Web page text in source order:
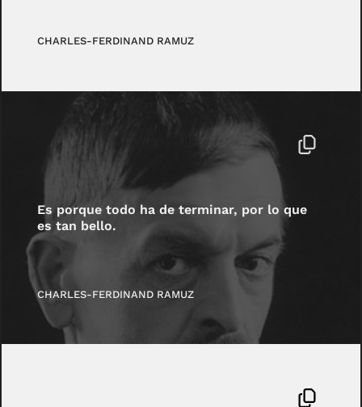
CHARLES-FERDINAND RAMUZ
Es porque todo ha de terminar, por lo que
es tan bello.
CHARLES-FERDINAND RAMUZ